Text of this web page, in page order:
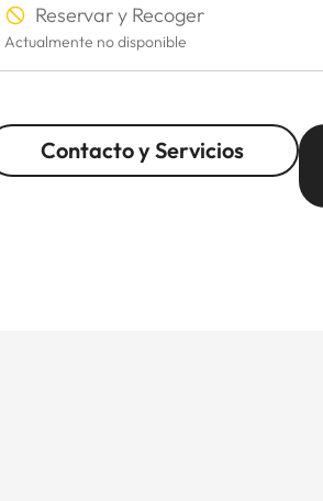
Reservar y Recoger
Actualmente no disponible
Contacto y Servicios